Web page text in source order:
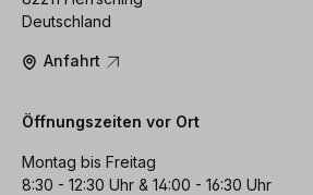
Deutschland
Anfahrt
Öffnungszeiten vor Ort
Montag bis Freitag
8:30 - 12:30 Uhr & 14:00 - 16:30 Uhr